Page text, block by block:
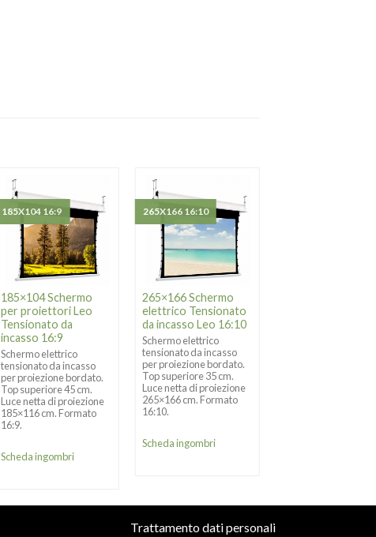
185×104 Schermo
per proiettori Leo
Tensionato da
incasso 16:9
Schermo elettrico
tensionato da incasso
per proiezione bordato.
Top superiore 45 cm.
Luce netta di proiezione
185×116 cm. Formato
16:9.
Scheda ingombri
185X104 16:9
265×166 Schermo
elettrico Tensionato
da incasso Leo 16:10
Schermo elettrico
tensionato da incasso
per proiezione bordato.
Top superiore 35 cm.
Luce netta di proiezione
265×166 cm. Formato
16:10.
Scheda ingombri
265X166 16:10
Trattamento dati personali